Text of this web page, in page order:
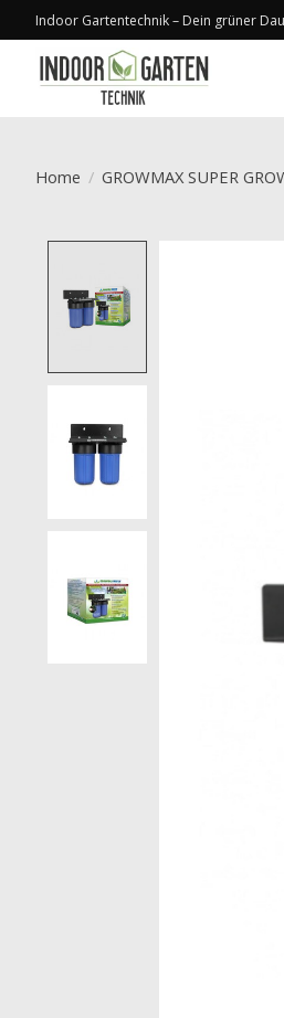
Indoor Gartentechnik – Dein grüner
Home / GROWMAX SUPER